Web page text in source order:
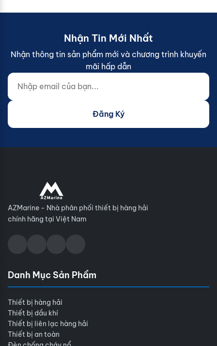
Nhận Tin Mới Nhất
Nhận thông tin sản phẩm mới và chương trình khuyến
mãi hấp dẫn
Nhập email của bạn...
Website (do not fill)
Đăng Ký
AZMarine - Nhà phân phối thiết bị hàng hải
chính hãng tại Việt Nam
Danh Mục Sản Phẩm
Thiết bị hàng hải
Thiết bị dầu khí
Thiết bị liên lạc hàng hải
Thiết bị an toàn